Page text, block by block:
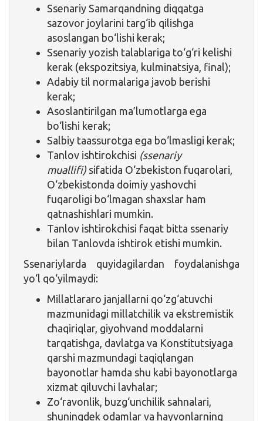
Ssenariy Samarqandning diqqatga
sazovor joylarini targ‘ib qilishga
asoslangan bo‘lishi kerak;
Ssenariy yozish talablariga to‘g‘ri kelishi
kerak (ekspozitsiya, kulminatsiya, final);
Adabiy til normalariga javob berishi
kerak;
Asoslantirilgan ma’lumotlarga ega
bo‘lishi kerak;
Salbiy taassurotga ega bo‘lmasligi kerak;
Tanlov ishtirokchisi (ssenariy
muallifi)sifatida O‘zbekiston fuqarolari,
O‘zbekistonda doimiy yashovchi
fuqaroligi bo‘lmagan shaxslar ham
qatnashishlari mumkin.
Tanlov ishtirokchisi faqat bitta ssenariy
bilan Tanlovda ishtirok etishi mumkin.
Ssenariylarda quyidagilardan foydalanishga
yo‘l qo‘yilmaydi:
Millatlararo janjallarni qo‘zg‘atuvchi
mazmunidagi millatchilik va ekstremistik
chaqiriqlar, giyohvand moddalarni
tarqatishga, davlatga va Konstitutsiyaga
qarshi mazmundagi taqiqlangan
bayonotlar hamda shu kabi bayonotlarga
xizmat qiluvchi lavhalar;
Zo‘ravonlik, buzg‘unchilik sahnalari,
shuningdek odamlar va hayvonlarning